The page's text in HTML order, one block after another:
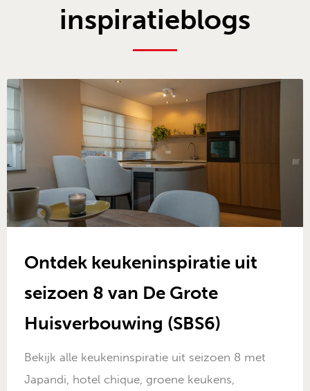
inspiratieblogs
Ontdek keukeninspiratie uit
seizoen 8 van De Grote
Huisverbouwing (SBS6)
Bekijk alle keukeninspiratie uit seizoen 8 met
Japandi, hotel chique, groene keukens,